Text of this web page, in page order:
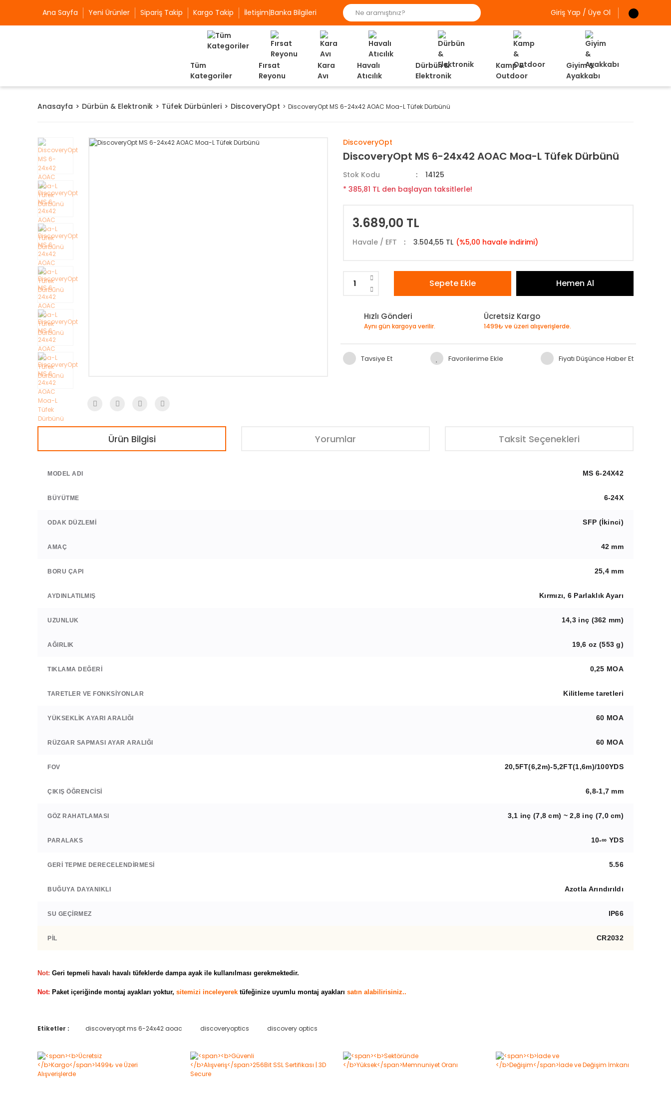
Ana Sayfa Yeni Ürünler Sipariş Takip Kargo Takip İletişim|Banka Bilgileri Giriş Yap / Üye Ol
Tüm
Kategoriler
Fırsat
Reyonu
Kara
Avı
Havalı
Atıcılık
Dürbün &
Elektronik
Kamp &
Outdoor
Giyim &
Ayakkabı
Anasayfa Dürbün & Elektronik Tüfek Dürbünleri DiscoveryOpt DiscoveryOpt MS 6-24x42 AOAC Moa-L Tüfek Dürbünü
DiscoveryOpt
DiscoveryOpt MS 6-24x42 AOAC Moa-L Tüfek Dürbünü
Stok Kodu
14125
* 385,81 TL den başlayan taksitlerle!
3.689,00 TL
Havale / EFT 3.504,55 TL (%5,00 havale indirimi)
Sepete Ekle Hemen Al
Hızlı Gönderi
Aynı gün kargoya verilir.
Ücretsiz Kargo
1499₺ ve üzeri alışverişlerde.
Tavsiye Et Fiyatı Düşünce Haber Et
Ürün Bilgisi Yorumlar Taksit Seçenekleri
MODEL ADI MS 6-24X42
BÜYÜTME 6-24X
ODAK DÜZLEMI SFP (İkinci)
AMAÇ 42 mm
BORU ÇAPI 25,4 mm
AYDINLATILMIŞ Kırmızı, 6 Parlaklık Ayarı
UZUNLUK 14,3 inç (362 mm)
AĞIRLIK 19,6 oz (553 g)
TIKLAMA DEĞERI 0,25 MOA
TARETLER VE FONKSIYONLAR Kilitleme taretleri
YÜKSEKLIK AYARI ARALIĞI 60 MOA
RÜZGAR SAPMASI AYAR ARALIĞI 60 MOA
FOV 20,5FT(6,2m)-5,2FT(1,6m)/100YDS
ÇIKIŞ ÖĞRENCISI 6,8-1,7 mm
GÖZ RAHATLAMASI 3,1 inç (7,8 cm) ~ 2,8 inç (7,0 cm)
PARALAKS 10-∞ YDS
GERI TEPME DERECELENDIRMESI 5.56
BUĞUYA DAYANIKLI Azotla Arındırıldı
SU GEÇIRMEZ IP66
PIL CR2032
Not: Geri tepmeli havalı havalı tüfeklerde dampa ayak ile kullanılması gerekmektedir.
Not: Paket içeriğinde montaj ayakları yoktur, sitemizi inceleyerek tüfeğinize uyumlu montaj ayakları satın alabilirisiniz..
Yorum Yaz
Etiketler : discoveryopt ms 6-24x42 aoac discoveryoptics discovery optics